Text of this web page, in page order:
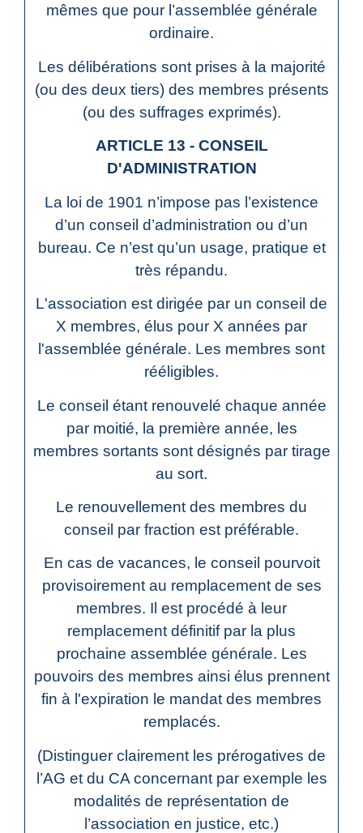
mêmes que pour l’assemblée générale
ordinaire.
Les délibérations sont prises à la majorité
(ou des deux tiers) des membres présents
(ou des suffrages exprimés).
ARTICLE 13 - CONSEIL
D'ADMINISTRATION
La loi de 1901 n’impose pas l’existence
d’un conseil d’administration ou d’un
bureau. Ce n’est qu’un usage, pratique et
très répandu.
L'association est dirigée par un conseil de
X membres, élus pour X années par
l'assemblée générale. Les membres sont
rééligibles.
Le conseil étant renouvelé chaque année
par moitié, la première année, les
membres sortants sont désignés par tirage
au sort.
Le renouvellement des membres du
conseil par fraction est préférable.
En cas de vacances, le conseil pourvoit
provisoirement au remplacement de ses
membres. Il est procédé à leur
remplacement définitif par la plus
prochaine assemblée générale. Les
pouvoirs des membres ainsi élus prennent
fin à l'expiration le mandat des membres
remplacés.
(Distinguer clairement les prérogatives de
l’AG et du CA concernant par exemple les
modalités de représentation de
l’association en justice, etc.)